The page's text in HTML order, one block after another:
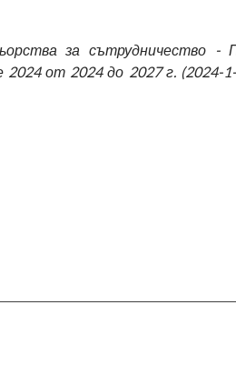
за сътрудничество -
от 2024 до 2027 г. (2024-